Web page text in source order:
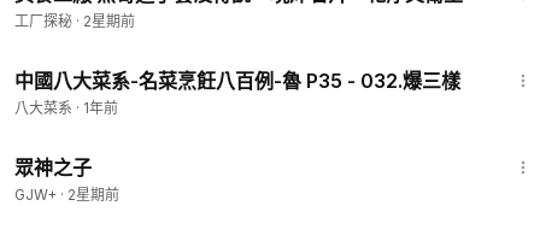
工厂探秘 · 2星期前
中國八大菜系-名菜烹飪八百例-魯 P35 - 032.爆三樣
八大菜系 · 1年前
眾神之子
GJW+ · 2星期前